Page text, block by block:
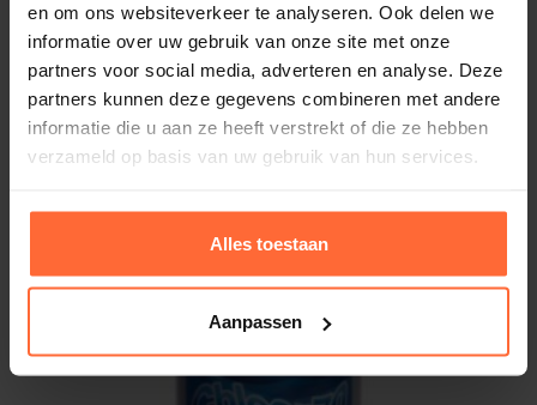
en om ons websiteverkeer te analyseren. Ook delen we
informatie over uw gebruik van onze site met onze
partners voor social media, adverteren en analyse. Deze
partners kunnen deze gegevens combineren met andere
informatie die u aan ze heeft verstrekt of die ze hebben
verzameld op basis van uw gebruik van hun services.
Alles toestaan
Aanpassen
Aqua Easy Chloor 55 granulaat 5 kg
83,95